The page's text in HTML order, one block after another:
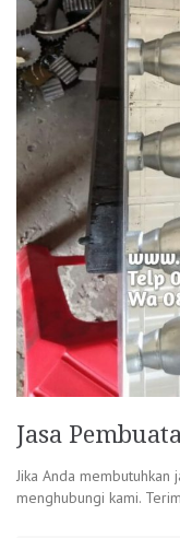
Jasa
Jika Anda membutuhkan
menghubungi kami.